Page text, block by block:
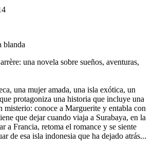
blanda
una novela sobre sueños, aventuras,
una mujer amada, una isla exótica, un
protagoniza una historia que incluye una
misterio: conoce a Marguerite y entabla con
que dejar cuando viaja a Surabaya, en la
a Francia, retoma el romance y se siente
de esa isla indonesia que ha dejado atrás...